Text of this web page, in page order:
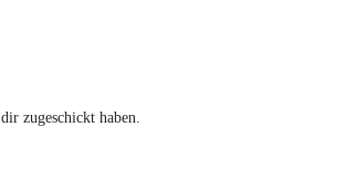
zugeschickt haben.